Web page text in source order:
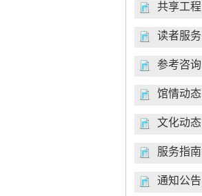
共享工程
读者服务
参考咨询
馆情动态
文化动态
服务指南
通知公告